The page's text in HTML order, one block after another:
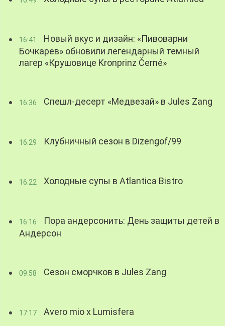
16:41
Новый вкус и дизайн: «Пивоварни
Бочкарев» обновили легендарный темный
лагер «Крушовице Kronprinz Černé»
16:36 Спешл-десерт «Медвезай» в Jules Zang
16:29 Клубничный сезон в Dizengof/99
16:22 Холодные супы в Atlantica Bistro
16:16
Пора андерсонить: День защиты детей в
Андерсон
09:58 Сезон сморчков в Jules Zang
17:17 Avero mio x Lumisfera